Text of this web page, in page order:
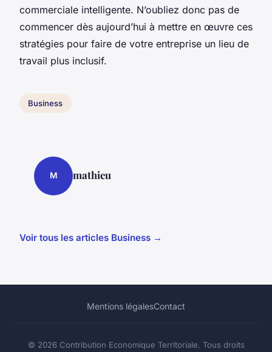
commerciale intelligente. N’oubliez donc pas de
commencer dès aujourd’hui à mettre en œuvre ces
stratégies pour faire de votre entreprise un lieu de
travail plus inclusif.
Business
M mathieu
Voir tous les articles Business →
Mentions légalesContact
© 2026 Contribution Economique Territoriale. Tous droits